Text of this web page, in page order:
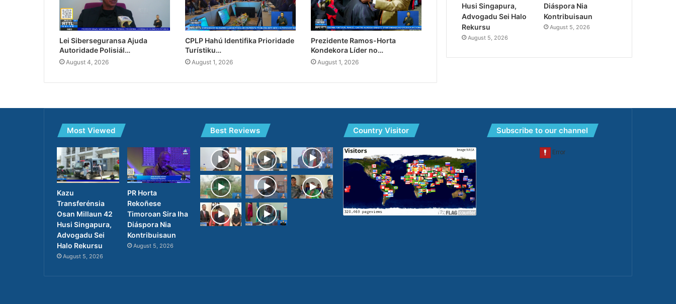
Lei Siberseguransa Ajuda
Autoridade Polisiál…
August 4, 2026
CPLP Hahú Identifika Prioridade
Turístiku…
August 1, 2026
Prezidente Ramos-Horta
Kondekora Líder no…
August 1, 2026
Husi Singapura,
Advogadu Sei Halo
Rekursu
August 5, 2026
Diáspora Nia
Kontribuisaun
August 5, 2026
Most Viewed
Kazu
Transferénsia
Osan Millaun 42
Husi Singapura,
Advogadu Sei
Halo Rekursu
August 5, 2026
PR Horta
Rekoñese
Timoroan Sira Iha
Diáspora Nia
Kontribuisaun
August 5, 2026
Best Reviews Country Visitor Subscribe to our channel